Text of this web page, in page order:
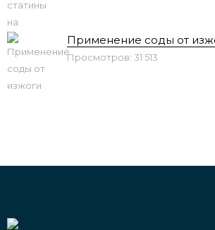
Применение соды от
Просмотров: 31 513